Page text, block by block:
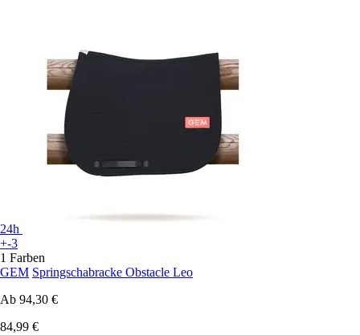
24h
+-3
1 Farben
GEM Springschabracke Obstacle Leo
Ab 94,30 €
84,99 €